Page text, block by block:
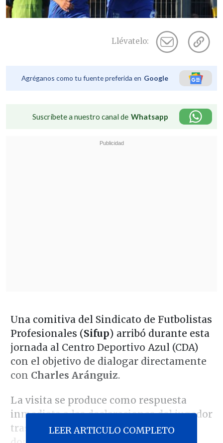
Llévatelo:
Agréganos como tu fuente preferida en Google
Suscríbete a nuestro canal de Whatsapp
Una comitiva del Sindicato de Futbolistas
Profesionales (Sifup) arribó durante esta
jornada al Centro Deportivo Azul (CDA)
con el objetivo de dialogar directamente
con Charles Aránguiz.
La visita se produce como respuesta
inmediata a las declaraciones del jugador
tras el empate anteCoquimbo Unido
LEER ARTICULO COMPLETO